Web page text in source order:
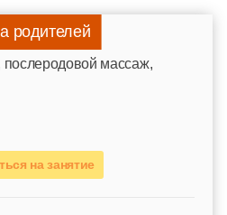
родителей
массаж,
на занятие